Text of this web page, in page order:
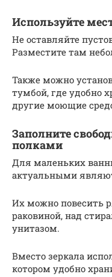
Используйте
Не оставляйте
Разместите там
Также можно
тумбой, где удобно
другие моющие
Заполните
полками
Для маленьких
актуальными
Их можно повесить
раковиной, над
унитазом.
Вместо зеркала
котором удобно